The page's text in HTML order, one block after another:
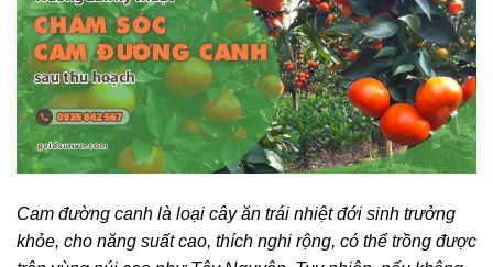
Cam đường canh là loại cây ăn trái nhiệt đới sinh trưởng
khỏe, cho năng suất cao, thích nghi rộng, có thể trồng được